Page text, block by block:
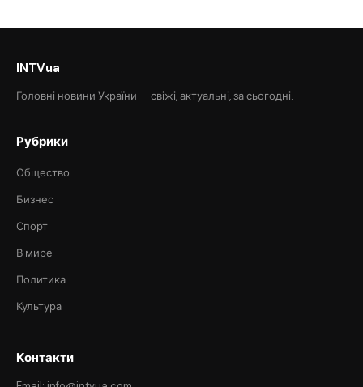
INTVua
Головні новини України — свіжі, актуальні, за сьогодні.
Рубрики
Общество
Бизнес
Спорт
В мире
Политика
Культура
Контакти